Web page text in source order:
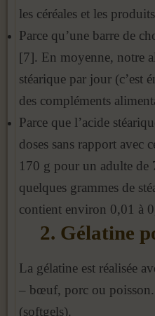
les céréales et les
Parce qu’une barre de
[7]. En moyenne, notre
stéarique par jour (c’est
des compléments
Parce que l’acide
doses sans rapport avec
170 g pour un adulte de
quelques grammes de
contient environ 0,01 à
2. Gélatine
La gélatine est réalisée
– bœuf, porc ou
(softgels).